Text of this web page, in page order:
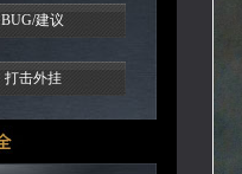
BUG/建议
打击外挂